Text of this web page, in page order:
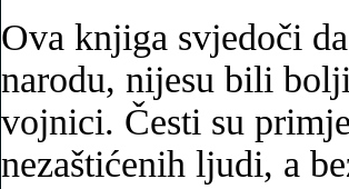
Ova knjiga svjedoči
narodu, nijesu bili
vojnici. Česti su
nezaštićenih ljudi, a